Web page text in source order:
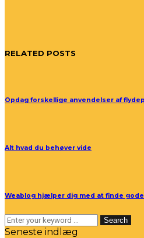
RELATED POSTS
Opdag forskellige anvendelser af
Alt hvad du behøver vide
Weablog hjælper dig med at finde
Search
Seneste indlæg